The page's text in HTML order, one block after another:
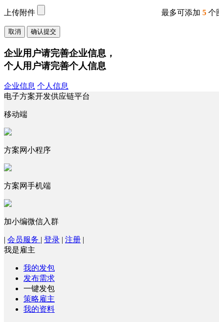
上传附件 最多可添加 5 个
取消 确认提交
企业用户请完善企业信息，
个人用户请完善个人信息
企业信息 个人信息
电子方案开发供应链平台
移动端
方案网小程序
方案网手机端
加小编微信入群
| 会员服务 | 登录 | 注册 |
我是雇主
我的发包
发布需求
一键发包
策略雇主
我的资料